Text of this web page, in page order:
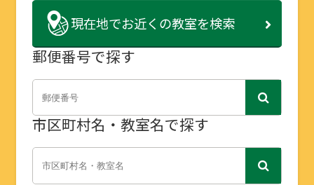
現在地でお近くの教室を検索
郵便番号で探す
市区町村名・教室名で探す